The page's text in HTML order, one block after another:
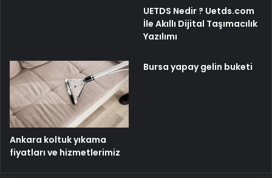
UETDS Nedir ? Uetds.com
İle Akıllı Dijital Taşımacılık
Yazılımı
Ankara koltuk yıkama
fiyatları ve hizmetlerimiz
Bursa yapay gelin buketi